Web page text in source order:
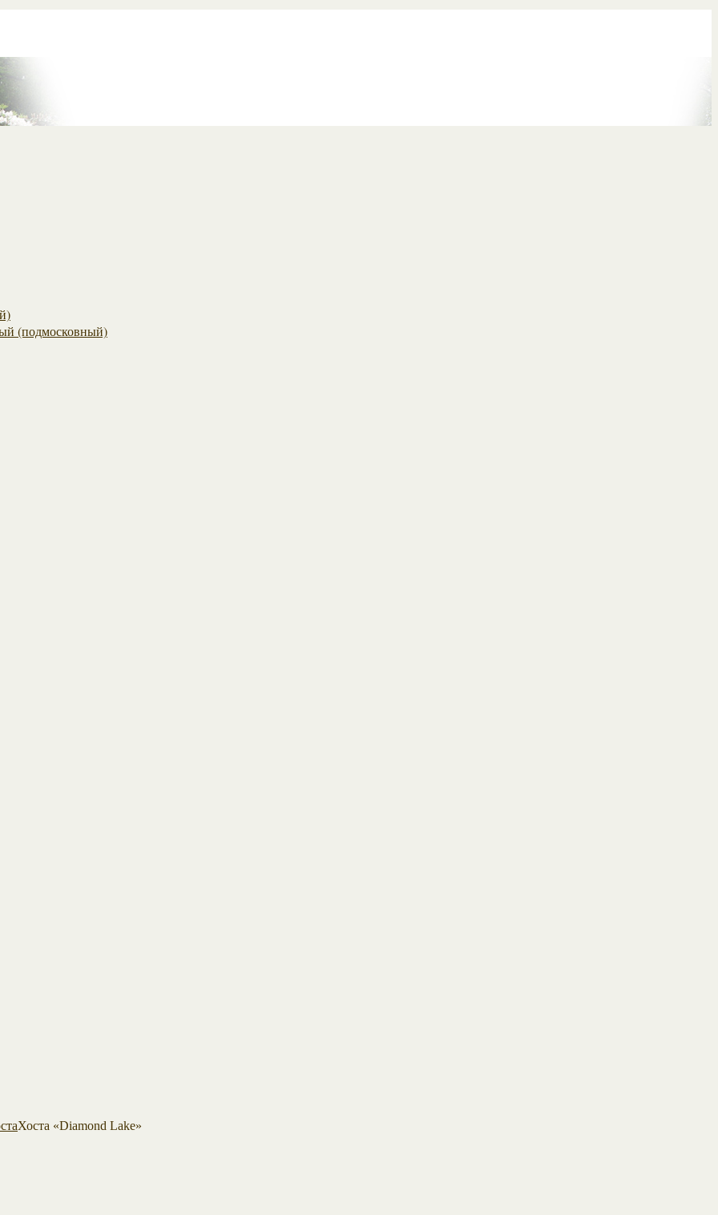
(подмосковный)
Хоста «Diamond Lake»